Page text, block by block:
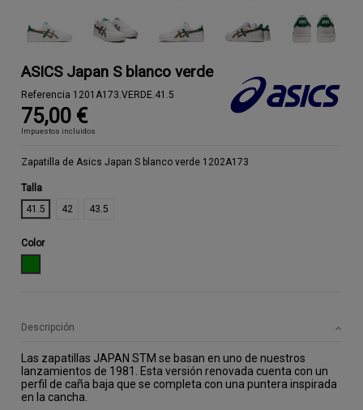
ASICS Japan S blanco verde
Referencia 1201A173.VERDE.41.5
75,00 €
Impuestos incluidos
Zapatilla de Asics Japan S blanco verde 1202A173
Talla
41.5
42 43.5
Color
Descripción
Las zapatillas JAPAN STM se basan en uno de nuestros
lanzamientos de 1981. Esta versión renovada cuenta con un
perfil de caña baja que se completa con una puntera inspirada
en la cancha.